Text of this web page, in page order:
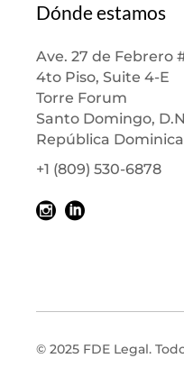
Dónde estamos
Ave. 27 de Febrero
4to Piso, Suite 4-E
Torre Forum
Santo Domingo,
República
+1 (809) 530-6878
© 2025 FDE Legal.